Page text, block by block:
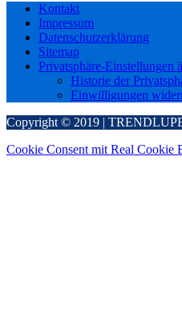
Kontakt
Impressum
Datenschutzerklärung
Sitemap
Privatsphäre-Einstellungen
Historie der
Einwilligungen
Copyright © 2019 |
Cookie Consent mit Real Cookie